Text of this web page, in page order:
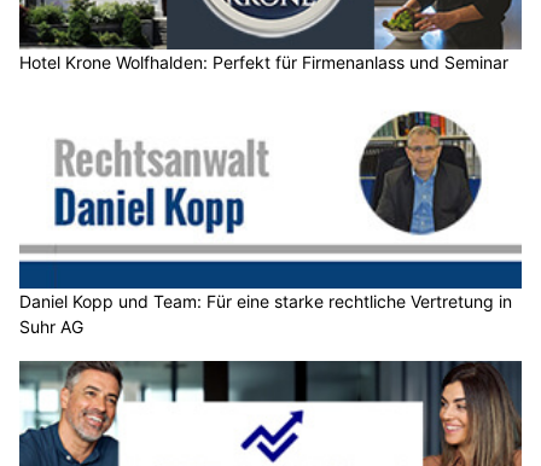
Hotel Krone Wolfhalden: Perfekt für Firmenanlass und Seminar
Daniel Kopp und Team: Für eine starke rechtliche Vertretung in
Suhr AG